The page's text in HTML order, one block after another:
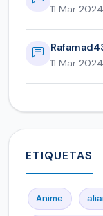
11 Mar 2024
11 Mar 2024
ETIQUETAS
Anime